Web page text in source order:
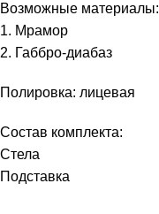
Возможные материалы:
1. Мрамор
2. Габбро-диабаз
Полировка: лицевая
Состав комплекта:
Стела
Подставка